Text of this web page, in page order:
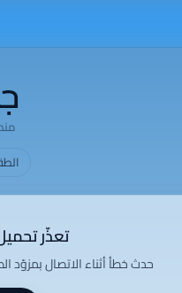
تعذّر
حدث خطأ أثناء الاتصال